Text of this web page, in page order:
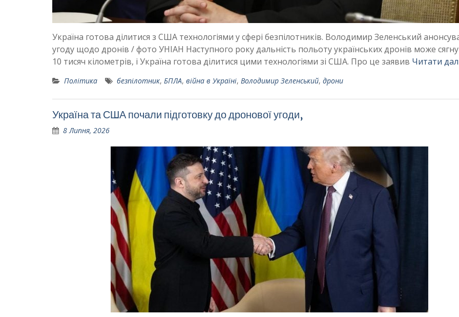
Україна готова ділитися з США технологіями у сфері безпілотників. Володимир Зеленський
угоду щодо дронів / фото УНІАН Наступного року дальність польоту українських дронів може
10 тисяч кілометрів, і Україна готова ділитися цими технологіями зі США. Про це заявив Читати
Політика безпілотник, БПЛА, війна в Україні, Володимир Зеленський, дрони
Україна та США почали підготовку до дронової угоди,
8 Липня, 2026